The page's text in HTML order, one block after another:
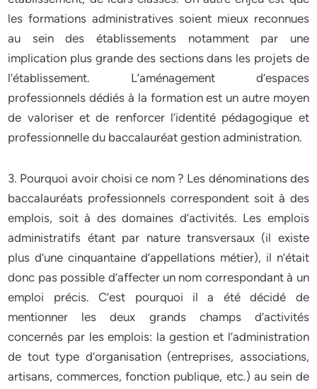
les formations administratives soient mieux reconnues
au sein des établissements notamment par une
implication plus grande des sections dans les projets de
l’établissement. L’aménagement d’espaces
professionnels dédiés à la formation est un autre moyen
de valoriser et de renforcer l’identité pédagogique et
professionnelle du baccalauréat gestion administration.
3. Pourquoi avoir choisi ce nom ? Les dénominations des
baccalauréats professionnels correspondent soit à des
emplois, soit à des domaines d’activités. Les emplois
administratifs étant par nature transversaux (il existe
plus d’une cinquantaine d’appellations métier), il n’était
donc pas possible d’affecter un nom correspondant à un
emploi précis. C’est pourquoi il a été décidé de
mentionner les deux grands champs d’activités
concernés par les emplois: la gestion et l’administration
de tout type d’organisation (entreprises, associations,
artisans, commerces, fonction publique, etc.) au sein de